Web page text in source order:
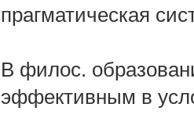
прагматическая
В филос.
эффективным в